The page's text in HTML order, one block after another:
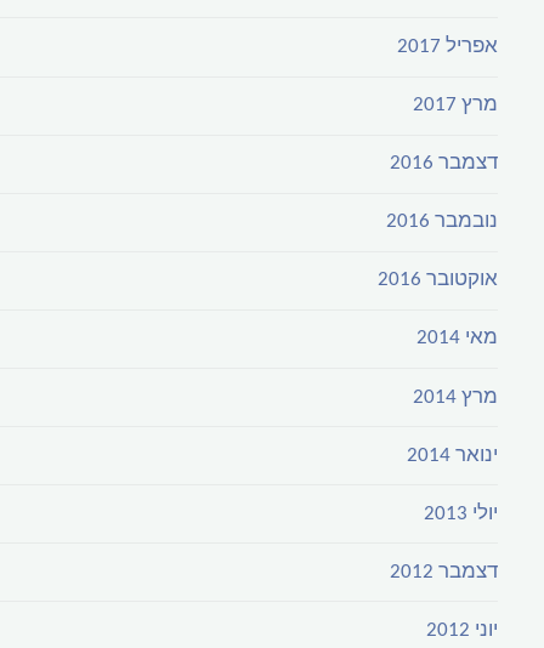
אפריל 2017
מרץ 2017
דצמבר 2016
נובמבר 2016
אוקטובר 2016
מאי 2014
מרץ 2014
ינואר 2014
יולי 2013
דצמבר 2012
יוני 2012